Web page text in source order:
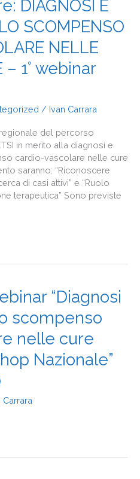
DIAGNOSI E
SCOMPENSO
NELLE
– 1° webinar
/ Ivan Carrara
del percorso
in merito alla diagnosi e
cardio-vascolare nelle cure
saranno: “Riconoscere
di casi attivi” e “Ruolo
terapeutica” Sono previste
“Diagnosi
scompenso
nelle cure
Nazionale”
Carrara